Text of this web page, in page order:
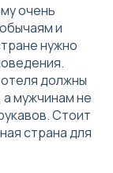
очень
и
нужно
должны
мужчинам не
Стоит
страна для